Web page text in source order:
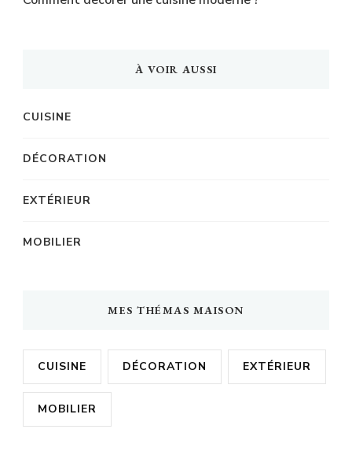
À VOIR AUSSI
CUISINE
DÉCORATION
EXTÉRIEUR
MOBILIER
MES THÉMAS MAISON
CUISINE DÉCORATION EXTÉRIEUR
MOBILIER